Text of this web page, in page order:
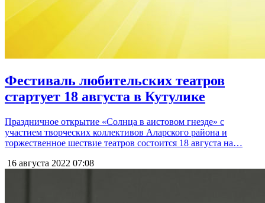
Фестиваль любительских театров
стартует 18 августа в Кутулике
Праздничное открытие «Солнца в аистовом гнезде» с
участием творческих коллективов Аларского района и
торжественное шествие театров состоится 18 августа на…
16 августа 2022 07:08